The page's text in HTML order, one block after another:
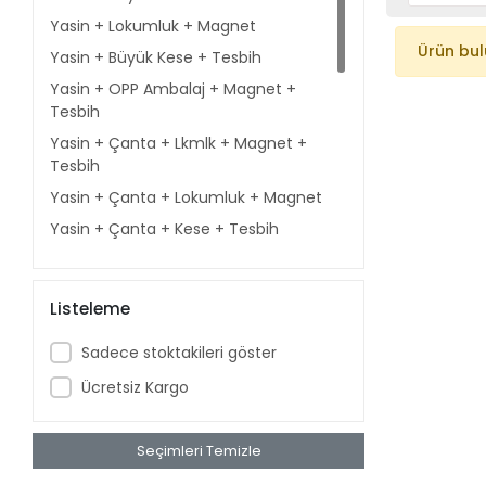
Yasin + Lokumluk + Magnet
Yasin + Büyük Kese + Tesbih
Yasin + OPP Ambalaj + Magnet +
Tesbih
Yasin + Çanta + Lkmlk + Magnet +
Tesbih
Yasin + Çanta + Lokumluk + Magnet
Yasin + Çanta + Kese + Tesbih
Yasin + Çanta + Külah + İsimli Magnet
+ Tesbih + Şeker
Yasin + Çanta + Piramit Külah + İsimli
Magnet + Tesbih
Magnet + Şeker
Listeleme
Sadece stoktakileri göster
Ücretsiz Kargo
Seçimleri Temizle
Ürün